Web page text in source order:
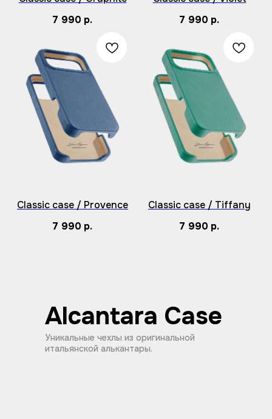
7 990 р.
7 990 р.
Classic case / Provence
7 990 р.
Classic case / Tiffany
7 990 р.
Alcantara Case
Уникальные чехлы из оригинальной
итальянской алькантары.